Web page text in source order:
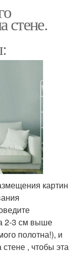
стене.
картин
2-3 см выше
полотна!), и
, чтобы эта